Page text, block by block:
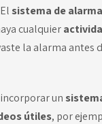
sistema de alarma
cualquier
la alarma antes
un
útiles, por